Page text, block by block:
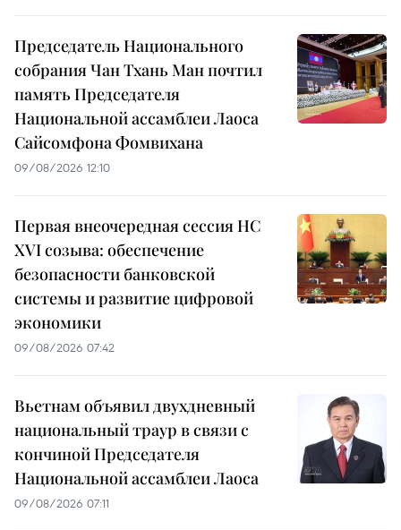
Председатель Национального
собрания Чан Тхань Ман почтил
память Председателя
Национальной ассамблеи Лаоса
Сайсомфона Фомвихана
09/08/2026 12:10
Первая внеочередная сессия НС
XVI созыва: обеспечение
безопасности банковской
системы и развитие цифровой
экономики
09/08/2026 07:42
Вьетнам объявил двухдневный
национальный траур в связи с
кончиной Председателя
Национальной ассамблеи Лаоса
09/08/2026 07:11